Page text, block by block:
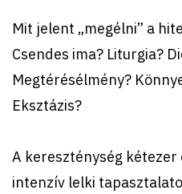
Mit jelent „megélni” a
Csendes ima? Liturgia?
Megtérésélmény?
Eksztázis?
A kereszténység
intenzív lelki